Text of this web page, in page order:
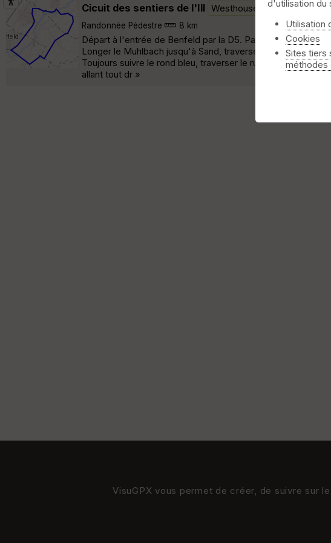
Cicuit des sentiers de l'Ill Westhouse
Randonnée Pédestre 8 km
Départ à l'entrée de Benfeld par la D5. Parking à l'entrée
Longer le Muhlbach jusqu'à Sand, traverser Sand par la
Toujours suivre le rond bleu, traverser le ruisseau
allant tout dr »
VisuGPX vous permet de créer, de suivre sur
d'utilisation du
Utilisation
Cookies
Sites tiers
méthodes